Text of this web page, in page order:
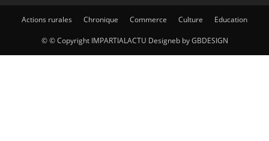
Actions rurales Chronique Commerce Culture Education
© © Copyright IMPARTIALACTU Designeb by GBDESIGN